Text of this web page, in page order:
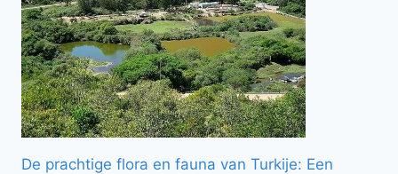
De prachtige flora en fauna van Turkije: Een